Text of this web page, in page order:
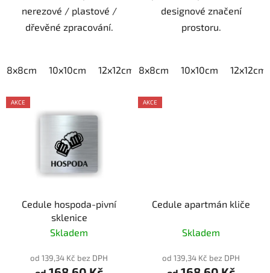
nerezové / plastové /
dřevěné zpracování.
8x8cm 10x10cm 12x12cm 15x15cm 20x20cm
designové značení
prostoru.
8x8cm 10x10cm 12x12cm
AKCE
Cedule hospoda-pivní
sklenice
Skladem
od 139,34 Kč bez DPH
AKCE
Cedule apartmán kliče
Skladem
od 139,34 Kč bez DPH